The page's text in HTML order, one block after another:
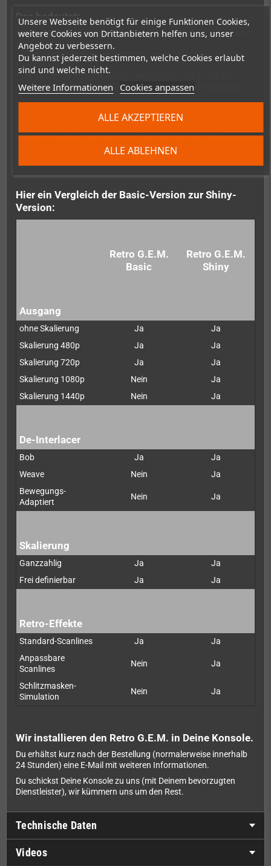
Unsere Webseite benötigt für einige Funktionen Cookies,
weitere Cookies von Drittanbietern helfen uns, unser
Angebot zu verbessern.
Du kannst jederzeit bestimmen, welche Cookies erlaubt
sind und welche nicht.
Weitere Informationen Cookies anpassen
ALLE ABLEHNEN
ALLE AKZEPTIEREN
Das bedeutet:
*Günstigere Kosten(da nicht jedes Mal ein komplettes Kit neu
entwickelt werden muss)
*Einheitliche Bedienungund Funktionen für alle unterstützten
Konsolen
* Man kann die Adapter einzeln nachkaufen und damit das
Basis-Kit von einer Konsole in eine komplett andere umbauen
Um das Kit noch günstiger anbieten zu können, gibt es
ausreichend ist) und eineShiny-Version, welche einige
erweiterte Funktionen bietet und das Bild noch schöner
Hier ein Vergleich der Basic-Version zur Shiny-
Version:
Retro G.E.M.
Basic
Retro G.E.M.
Shiny
Ausgang
ohne Skalierung Ja
Ja
Skalierung 480p
Ja
Ja
Skalierung 720p
Ja
Ja
Skalierung 1080p
Nein
Ja
Skalierung 1440p
Nein Ja
De-Interlacer
Bob Ja
Ja
Weave
Nein
Ja
Bewegungs-
Adaptiert
Nein Ja
Skalierung
Ganzzahlig Ja
Ja
Frei definierbar
Ja Ja
Retro-Effekte
Standard-Scanlines Ja
Ja
Anpassbare
Scanlines
Nein Ja
Schlitzmasken-
Simulation
Nein Ja
Wir installieren den Retro G.E.M. in Deine Konsole.
Du erhältst kurz nach der Bestellung (normalerweise innerhalb
24 Stunden) eine E-Mail mit weiteren Informationen.
Du schickst Deine Konsole zu uns (mit Deinem bevorzugten
Dienstleister), wir kümmern uns um den Rest.
Technische Daten
Videos